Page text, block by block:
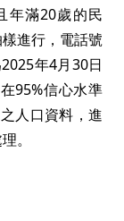
年滿20歲的民
進行，電話號
年4月30日
95%信心水準
人口資料，進
。